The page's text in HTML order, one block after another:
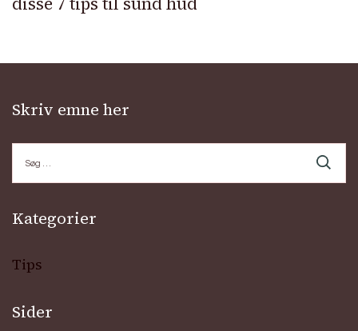
Skriv emne her
efter:
Kategorier
Tips
Sider